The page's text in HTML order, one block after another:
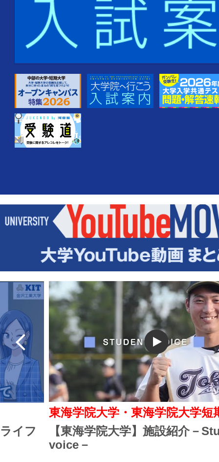
イフ
東海学院大学・東海学院大学短
【東海学院大学】施設紹介－
voice－